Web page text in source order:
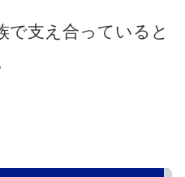
で支え合っていると